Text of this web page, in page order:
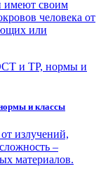
имеют своим
человека от
или
и классы
излучений,
–
материалов.